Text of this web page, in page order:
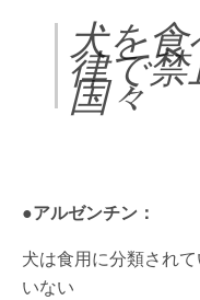
犬を
律で
国々
●アルゼンチン：
犬は食用に分類され
いない